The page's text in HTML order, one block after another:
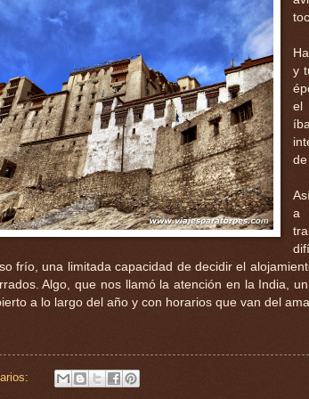
y
el
a
frío, una limitada capacidad de decidir el
Algo, que nos llamó la atención en la India,
a lo largo del año y con horarios que van del